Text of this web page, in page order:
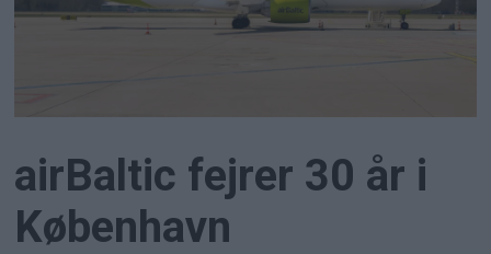
airBaltic fejrer 30 år i
København